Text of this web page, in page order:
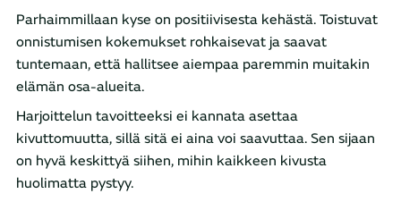
Parhaimmillaan kyse on positiivisesta kehästä. Toistuvat
onnistumisen kokemukset rohkaisevat ja saavat
tuntemaan, että hallitsee aiempaa paremmin muitakin
elämän osa-alueita.
Harjoittelun tavoitteeksi ei kannata asettaa
kivuttomuutta, sillä sitä ei aina voi saavuttaa. Sen sijaan
on hyvä keskittyä siihen, mihin kaikkeen kivusta
huolimatta pystyy.